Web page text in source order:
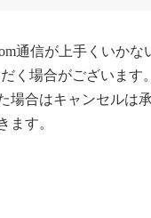
通信が上手くいかな
く場合がございます。
場合はキャンセルは
ます。